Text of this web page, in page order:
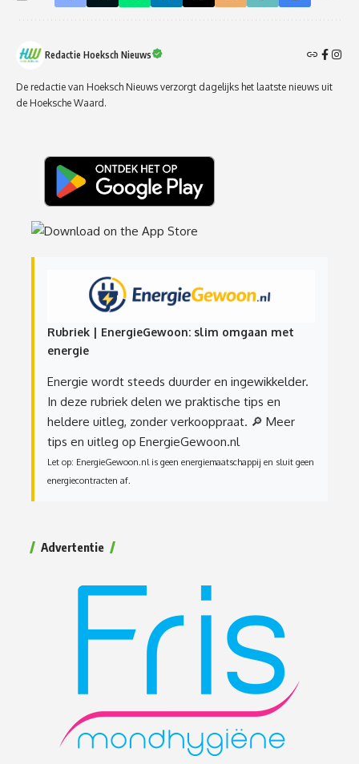
Redactie Hoeksch Nieuws
De redactie van Hoeksch Nieuws verzorgt dagelijks het laatste nieuws uit
de Hoeksche Waard.
Rubriek | EnergieGewoon: slim omgaan met
energie
Energie wordt steeds duurder en ingewikkelder.
In deze rubriek delen we praktische tips en
heldere uitleg, zonder verkooppraat. 🔎 Meer
tips en uitleg op EnergieGewoon.nl
Let op: EnergieGewoon.nl is geen energiemaatschappij en sluit geen
energiecontracten af.
Advertentie